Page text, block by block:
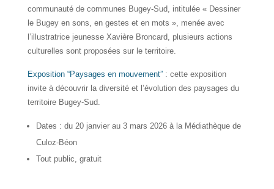
communauté de communes Bugey-Sud, intitulée « Dessiner
le Bugey en sons, en gestes et en mots », menée avec
l’illustratrice jeunesse Xavière Broncard, plusieurs actions
culturelles sont proposées sur le territoire.
Exposition “Paysages en mouvement” : cette exposition
invite à découvrir la diversité et l’évolution des paysages du
territoire Bugey-Sud.
Dates : du 20 janvier au 3 mars 2026 à la Médiathèque de
Culoz-Béon
Tout public, gratuit